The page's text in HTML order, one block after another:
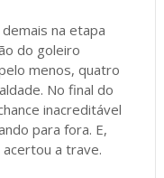
na etapa
do goleiro
menos, quatro
No final do
inacreditável
para fora. E,
a trave.